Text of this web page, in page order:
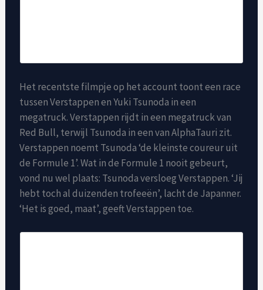
Het recentste filmpje op het account toont een race
tussen Verstappen en Yuki Tsunoda in een
megatruck. Verstappen rijdt in een megatruck van
Red Bull, terwijl Tsunoda in een van AlphaTauri zit.
Verstappen noemt Tsunoda ‘de kleinste coureur uit
de Formule 1’. Wat in de Formule 1 nooit gebeurt,
vond nu wel plaats: Tsunoda versloeg Verstappen. ‘Jij
hebt toch al duizenden trofeeën’, lacht de Japanner.
‘Het is goed, maat’, geeft Verstappen toe.